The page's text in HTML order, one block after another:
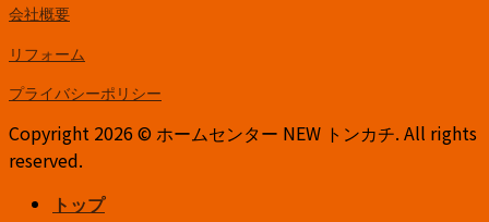
会社概要
リフォーム
プライバシーポリシー
Copyright 2026 © ホームセンター NEW トンカチ. All rights
reserved.
トップ